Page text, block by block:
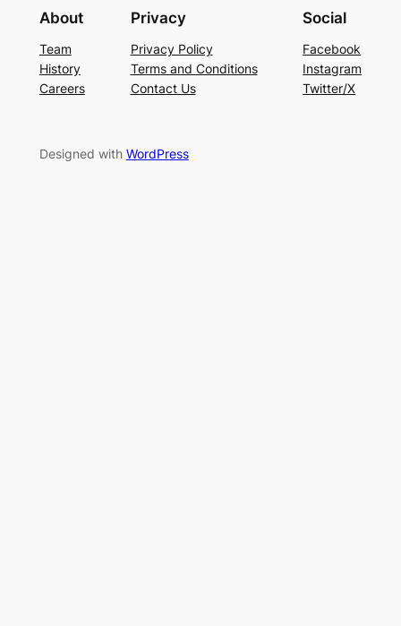
About
Team
History
Careers
Privacy
Privacy Policy
Terms and Conditions
Contact Us
Social
Facebook
Instagram
Twitter/X
Designed with WordPress